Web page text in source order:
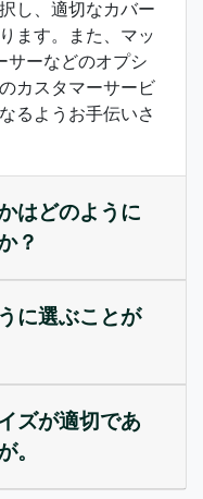
し、適切なカバー
ます。また、マッ
サーなどのオプシ
カスタマーサービ
るようお手伝いさ
はどのように
？
に選ぶことが
ズが適切であ
。